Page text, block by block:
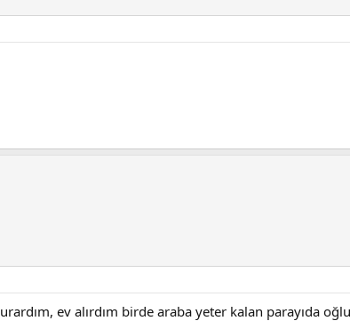
ev alırdım birde araba yeter kalan parayıda